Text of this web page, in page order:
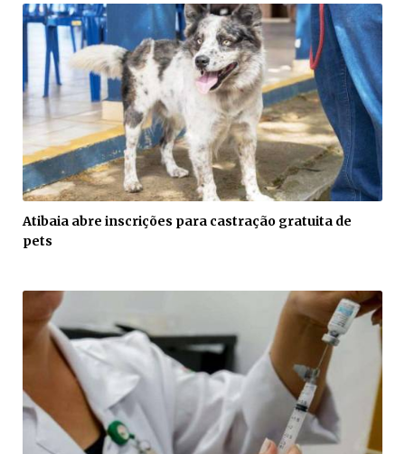
Atibaia abre inscrições para castração gratuita de
pets